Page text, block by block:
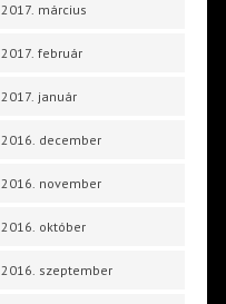
2017. március
2017. február
2017. január
2016. december
2016. november
2016. október
2016. szeptember